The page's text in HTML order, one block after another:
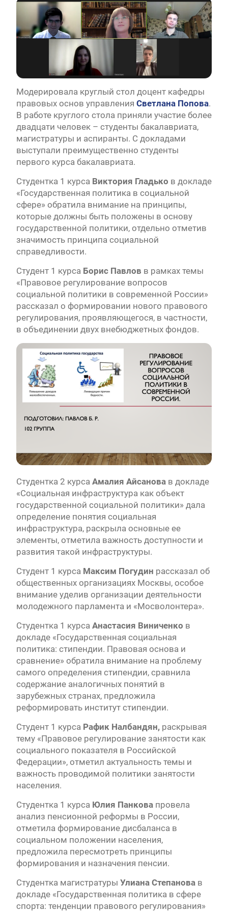
Модерировала круглый стол доцент кафедры
правовых основ управления Светлана Попова.
В работе круглого стола приняли участие более
двадцати человек – студенты бакалавриата,
магистратуры и аспиранты. С докладами
выступали преимущественно студенты
первого курса бакалавриата.
Студентка 1 курса Виктория Гладько в докладе
«Государственная политика в социальной
сфере» обратила внимание на принципы,
которые должны быть положены в основу
государственной политики, отдельно отметив
значимость принципа социальной
справедливости.
Студент 1 курса Борис Павлов в рамках темы
«Правовое регулирование вопросов
социальной политики в современной России»
рассказал о формировании нового правового
регулирования, проявляющегося, в частности,
в объединении двух внебюджетных фондов.
Студентка 2 курса Амалия Айсановав докладе
«Социальная инфраструктура как объект
государственной социальной политики» дала
определение понятия социальная
инфраструктура, раскрыла основные ее
элементы, отметила важность доступности и
развития такой инфраструктуры.
Студент 1 курса Максим Погудин рассказал об
общественных организациях Москвы, особое
внимание уделив организации деятельности
молодежного парламента и «Мосволонтера».
Студентка 1 курса Анастасия Виниченко в
докладе «Государственная социальная
политика: стипендии. Правовая основа и
сравнение» обратила внимание на проблему
самого определения стипендии, сравнила
содержание аналогичных понятий в
зарубежных странах, предложила
реформировать институт стипендии.
Студент 1 курса Рафик Налбандян,раскрывая
тему «Правовое регулирование занятости как
социального показателя в Российской
Федерации», отметил актуальность темы и
важность проводимой политики занятости
населения.
Студентка 1 курсаЮлия Панковапровела
анализ пенсионной реформы в России,
отметила формирование дисбаланса в
социальном положении населения,
предложила пересмотреть принципы
формирования и назначения пенсии.
Студентка магистратуры Улиана Степановав
докладе «Государственная политика в сфере
спорта: тенденции правового регулирования»